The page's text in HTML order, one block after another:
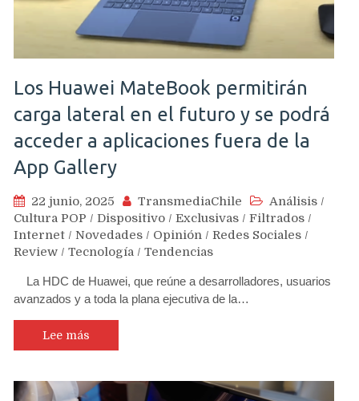
Los Huawei MateBook permitirán
carga lateral en el futuro y se podrá
acceder a aplicaciones fuera de la
App Gallery
22 junio, 2025 TransmediaChile Análisis /
Cultura POP / Dispositivo / Exclusivas / Filtrados /
Internet / Novedades / Opinión / Redes Sociales /
Review / Tecnología / Tendencias
La HDC de Huawei, que reúne a desarrolladores, usuarios
avanzados y a toda la plana ejecutiva de la…
Lee más